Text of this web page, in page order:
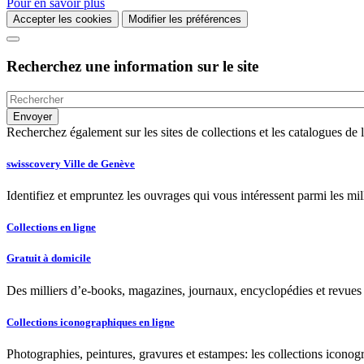
Pour en savoir plus
Accepter les cookies Modifier les préférences
Recherchez une information sur le site
Recherchez également sur les sites de collections et les catalogues
swisscovery Ville de Genève
Identifiez et empruntez les ouvrages qui vous intéressent parmi les
Collections en ligne
Gratuit à domicile
Des milliers d’e-books, magazines, journaux, encyclopédies et
Collections iconographiques en ligne
Photographies, peintures, gravures et estampes: les collections